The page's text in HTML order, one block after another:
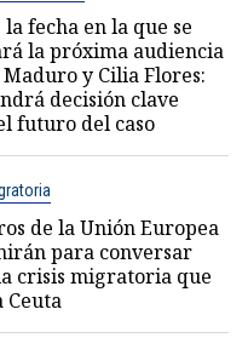
la fecha en la que se
la próxima audiencia
y Cilia Flores:
decisión clave
futuro del caso
de la Unión Europea
para conversar
crisis migratoria que
Ceuta